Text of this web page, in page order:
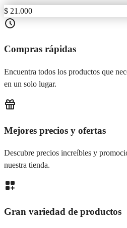
$ 21.000
Compras rápidas
Encuentra todos los productos que
en un solo lugar.
Mejores precios y ofertas
Descubre precios increíbles y
nuestra tienda.
Gran variedad de productos